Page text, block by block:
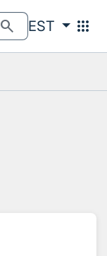
search EST apps